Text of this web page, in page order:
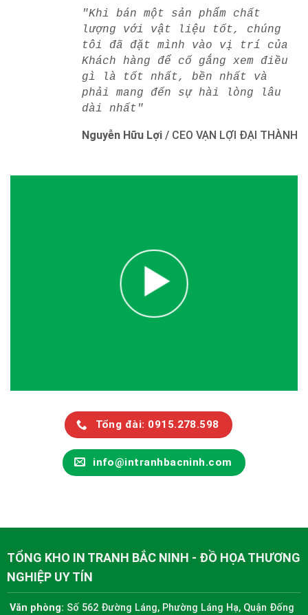
"Khi bán một sản phẩm chất
lượng với vật liệu tốt, chúng
tôi đã đặt mình vào vị trí của
Khách hàng để cố gắng xem điều
gì là tốt nhất, bền nhất và
phải mang đến sự hài lòng lâu
dài nhất"
Nguyễn Hữu Lợi / CEO VẠN LỢI ĐẠI THÀNH
Tổng đài: 0915.278.598
info@intranhbacninh.com
TỔNG KHO IN TRANH BẮC NINH - ĐỒ HỌA THƯƠNG
NGHIỆP UY TÍN
Văn phòng: Số 562 Đường Láng, Phường Láng Hạ, Quận Đống